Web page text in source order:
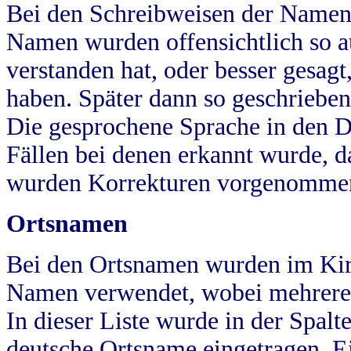
Bei den Schreibweisen der
Namen wurden offensichtlich so
verstanden hat, oder besser
haben. Später dann so
Die gesprochene Sprache in
Fällen bei denen erkannt wurde,
wurden Korrekturen
Ortsnamen
Bei den Ortsnamen wurden im
Namen verwendet, wobei
In dieser Liste wurde in der